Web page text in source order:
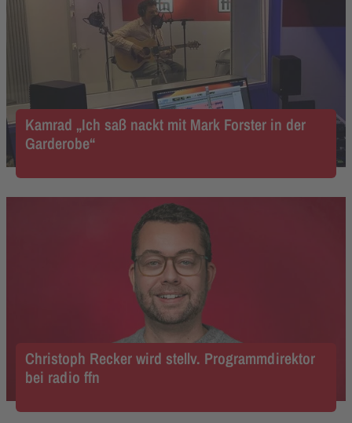
Kamrad „Ich saß nackt mit Mark Forster in der
Garderobe“
Christoph Recker wird stellv. Programmdirektor
bei radio ffn